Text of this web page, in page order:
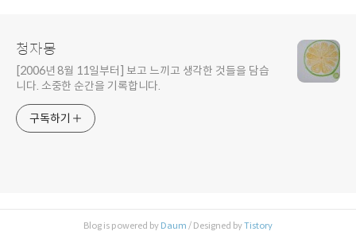
청자몽
[2006년 8월 11일부터] 보고 느끼고 생각한 것들을 담습
니다. 소중한 순간을 기록합니다.
구독하기
Blog is powered by Daum / Designed byTistory